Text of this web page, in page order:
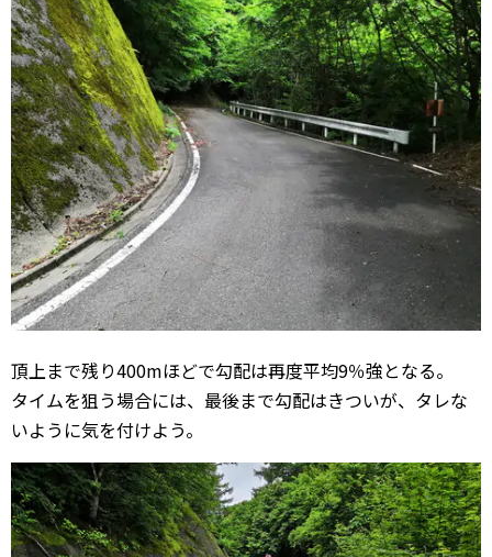
頂上まで残り400mほどで勾配は再度平均9％強となる。
タイムを狙う場合には、最後まで勾配はきついが、タレな
いように気を付けよう。